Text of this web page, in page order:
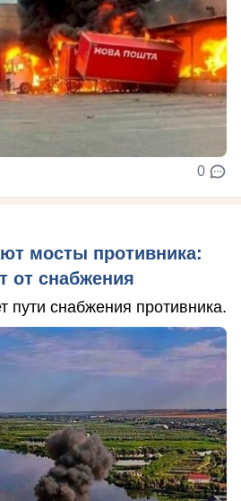
0
мосты противника:
от снабжения
пути снабжения противника.